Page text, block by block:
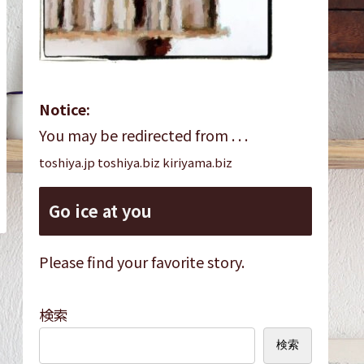
Notice:
You may be redirected from . . .
toshiya.jp toshiya.biz kiriyama.biz
Go ice at you
Please find your favorite story.
検索
検索